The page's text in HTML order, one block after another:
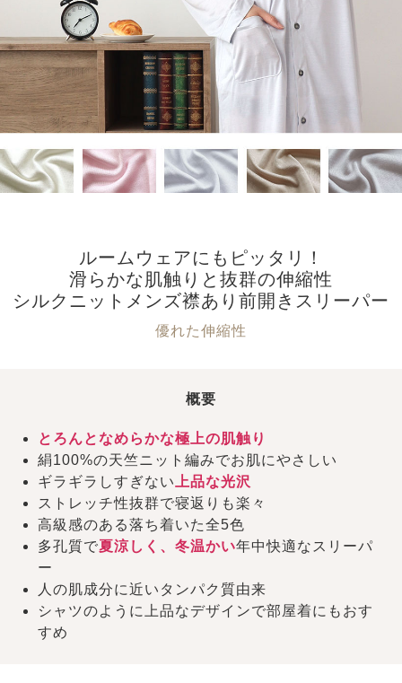
ルームウェアにもピッタリ！
滑らかな肌触りと抜群の伸縮性
シルクニットメンズ襟あり前開きスリーパー
優れた伸縮性
概要
とろんとなめらかな極上の肌触り
絹100%の天竺ニット編みでお肌にやさしい
ギラギラしすぎない
上品な光沢
ストレッチ性抜群で寝返りも楽々
高級感のある落ち着いた全5色
多孔質で夏涼しく、冬温かい年中快適なスリーパ
ー
人の肌成分に近いタンパク質由来
シャツのように上品なデザインで部屋着にもおす
すめ